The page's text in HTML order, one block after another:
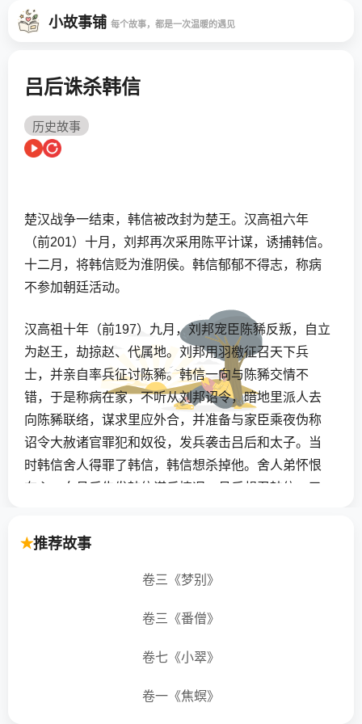
小故事铺 每个故事，都是一次温暖的遇见
吕后诛杀韩信
历史故事
楚汉战争一结束，韩信被改封为楚王。汉高祖六年
（前201）十月，刘邦再次采用陈平计谋，诱捕韩信。
十二月，将韩信贬为淮阴侯。韩信郁郁不得志，称病
不参加朝廷活动。
汉高祖十年（前197）九月，刘邦宠臣陈豨反叛，自立
为赵王，劫掠赵、代属地。刘邦用羽檄征召天下兵
士，并亲自率兵征讨陈豨。韩信一向与陈豨交情不
错，于是称病在家，不听从刘邦诏令，暗地里派人去
向陈豨联络，谋求里应外合，并准备与家臣乘夜伪称
诏令大赦诸官罪犯和奴役，发兵袭击吕后和太子。当
时韩信舍人得罪了韩信，韩信想杀掉他。舍人弟怀恨
在心，向吕后告发韩信谋反情况。吕后想召韩信，又
抓了起来并斩杀于长乐宫钟室，还灭其三族。韩信最
的，真是“成也萧何，败也萧何”。
推荐故事
卷三《梦别》
卷三《番僧》
卷七《小翠》
卷一《焦螟》